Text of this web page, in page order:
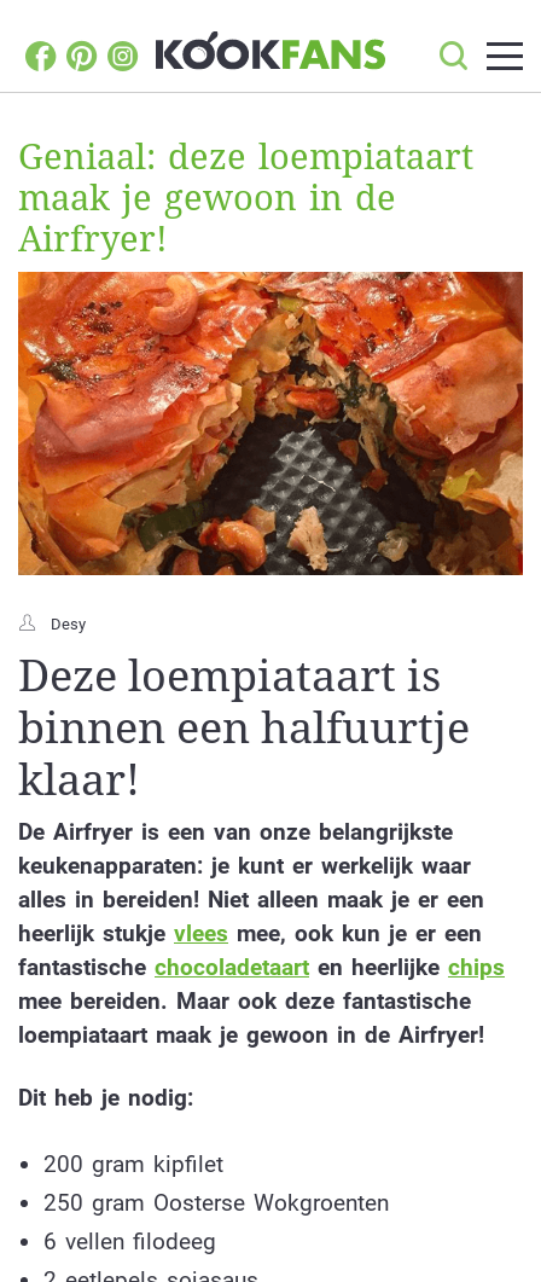
Geniaal: deze loempiataart
maak je gewoon in de
Airfryer!
Desy
Deze loempiataart is
binnen een halfuurtje
klaar!
De Airfryer is een van onze belangrijkste
keukenapparaten: je kunt er werkelijk waar
alles in bereiden! Niet alleen maak je er een
heerlijk stukje vlees mee, ook kun je er een
fantastische chocoladetaart en heerlijke chips
mee bereiden. Maar ook deze fantastische
loempiataart maak je gewoon in de Airfryer!
Dit heb je nodig:
200 gram kipfilet
250 gram Oosterse Wokgroenten
6 vellen filodeeg